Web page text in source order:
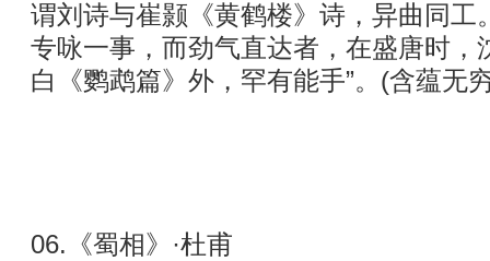
谓刘诗与崔颢《黄鹤楼》诗，异曲同
专咏一事，而劲气直达者，在盛唐时，
白《鹦鹉篇》外，罕有能手”。(含蕴无
06.《蜀相》·杜甫